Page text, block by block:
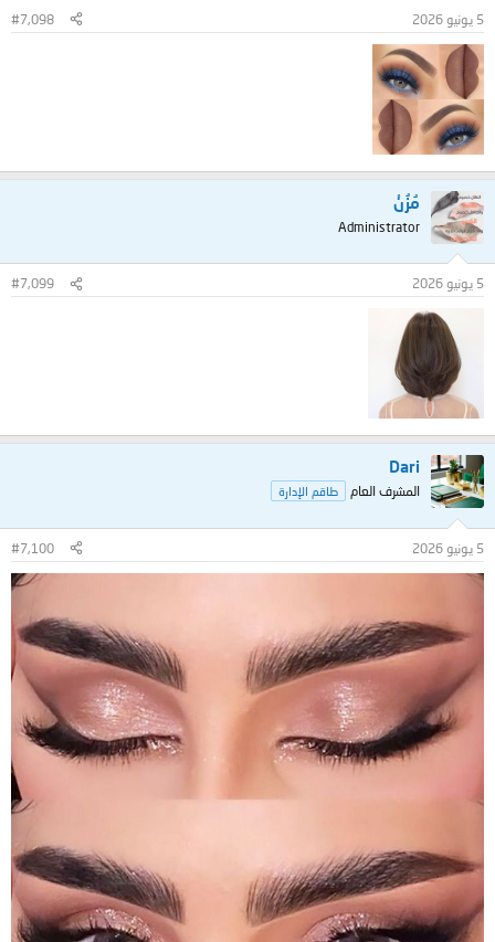
5 يونيو 2026 #7,098
مُزُنْ
Administrator
5 يونيو 2026 #7,099
Dari
المشرف العام طاقم الإدارة
5 يونيو 2026 #7,100